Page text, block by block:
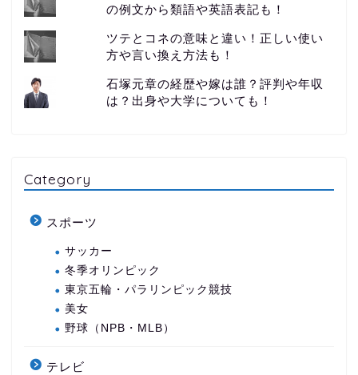
の例文から類語や英語表記も！
ツテとコネの意味と違い！正しい使い
方や言い換え方法も！
石塚元章の経歴や嫁は誰？評判や年収
は？出身や大学についても！
Category
スポーツ
サッカー
冬季オリンピック
東京五輪・パラリンピック競技
美女
野球（NPB・MLB）
テレビ